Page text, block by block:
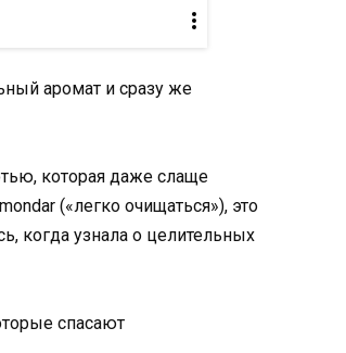
аромат и сразу же
которая даже слаще
(«легко очищаться»), это
когда узнала о целительных